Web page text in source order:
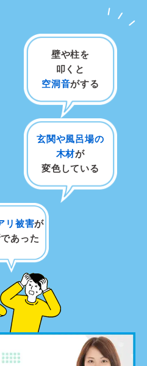
壁や柱を
叩くと
空洞音がする
玄関や風呂場の
木材が
変色している
リ被害が
あった